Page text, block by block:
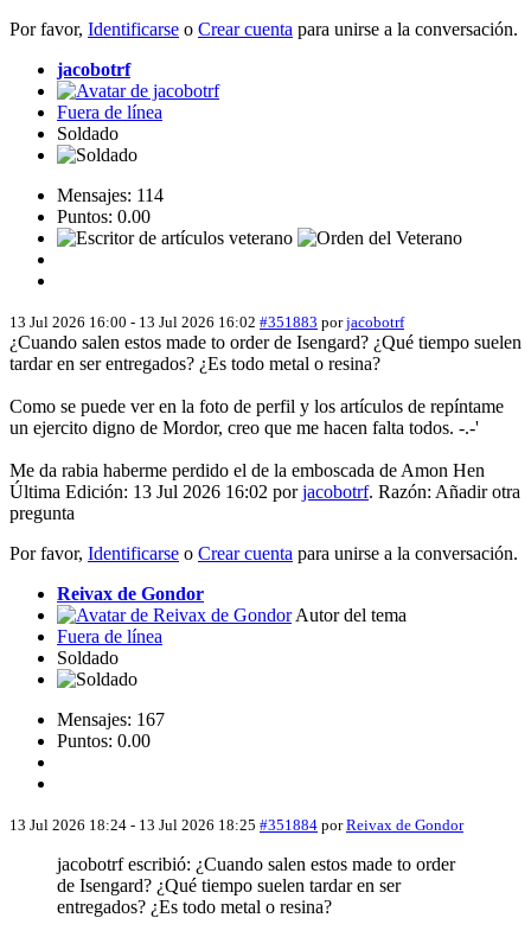
Por favor, Identificarse o Crear cuenta para unirse a la conversación.
jacobotrf
Fuera de línea
Soldado
Mensajes: 114
Puntos: 0.00
13 Jul 2026 16:00 - 13 Jul 2026 16:02 #351883 porjacobotrf
¿Cuando salen estos made to order de Isengard? ¿Qué tiempo suelen
tardar en ser entregados? ¿Es todo metal o resina?
Como se puede ver en la foto de perfil y los artículos de repíntame
un ejercito digno de Mordor, creo que me hacen falta todos. -.-'
Me da rabia haberme perdido el de la emboscada de Amon Hen
Última Edición: 13 Jul 2026 16:02 porjacobotrf. Razón: Añadir otra
pregunta
Por favor, Identificarse o Crear cuenta para unirse a la conversación.
Reivax de Gondor
Autor del tema
Fuera de línea
Soldado
Mensajes: 167
Puntos: 0.00
13 Jul 2026 18:24 - 13 Jul 2026 18:25 #351884 porReivax de Gondor
jacobotrf escribió: ¿Cuando salen estos made to order
de Isengard? ¿Qué tiempo suelen tardar en ser
entregados? ¿Es todo metal o resina?